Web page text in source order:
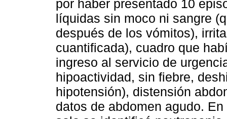
por haber presentado 10
líquidas sin moco ni sangre
después de los vómitos),
cuantificada), cuadro que
ingreso al servicio de
hipoactividad, sin fiebre,
hipotensión), distensión
datos de abdomen agudo.